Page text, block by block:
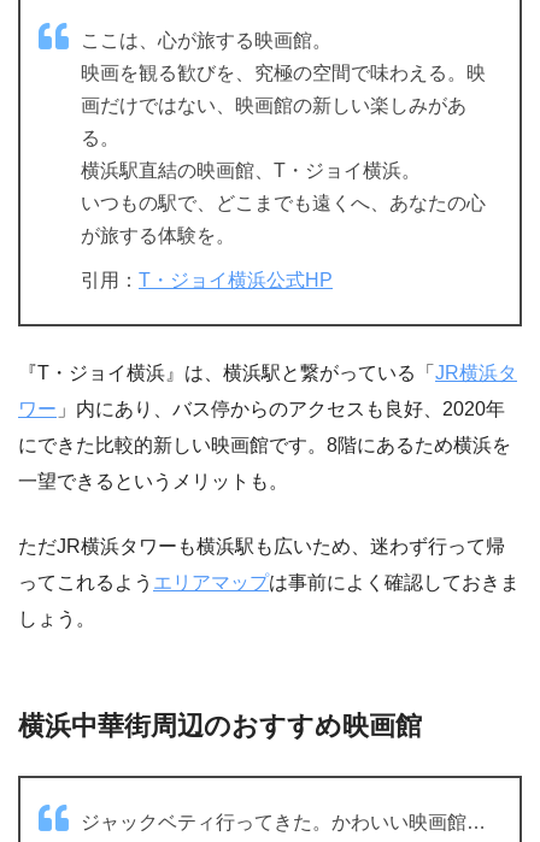
ここは、心が旅する映画館。
映画を観る歓びを、究極の空間で味わえる。映
画だけではない、映画館の新しい楽しみがあ
る。
横浜駅直結の映画館、T・ジョイ横浜。
いつもの駅で、どこまでも遠くへ、あなたの心
が旅する体験を。
引用： T・ジョイ横浜公式HP
『T・ジョイ横浜』は、横浜駅と繋がっている「 JR横浜タ
ワー 」内にあり、バス停からのアクセスも良好、2020年
にできた比較的新しい映画館です。8階にあるため横浜を
一望できるというメリットも。
ただJR横浜タワーも横浜駅も広いため、迷わず行って帰
ってこれるよう エリアマップは事前によく確認しておきま
しょう。
横浜中華街周辺のおすすめ映画館
ジャックベティ行ってきた。かわいい映画館…